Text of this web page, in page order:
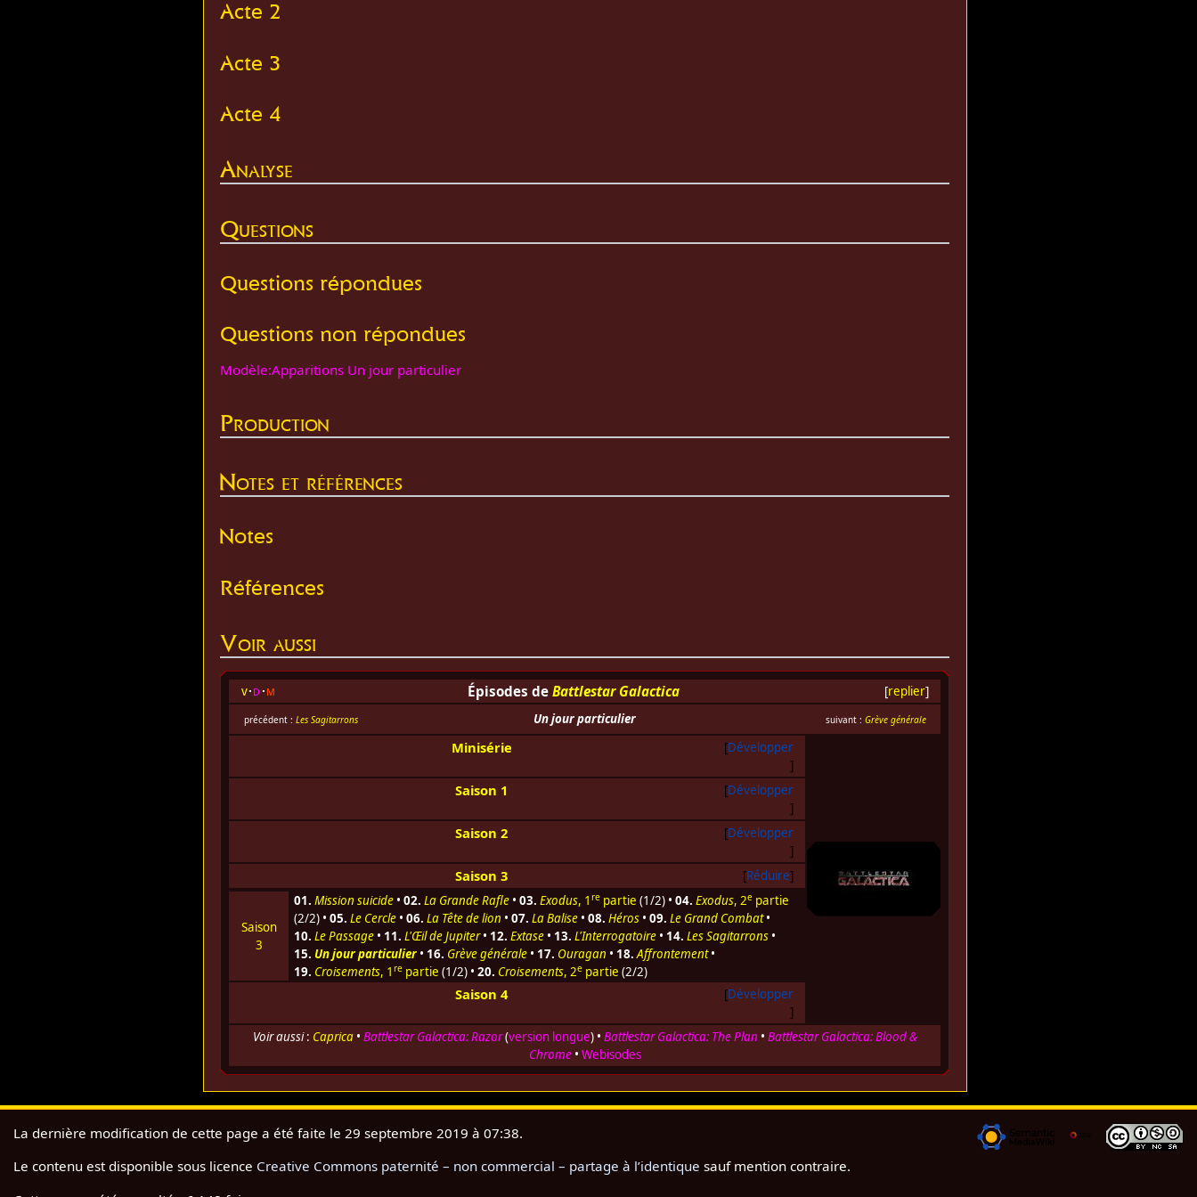
Acte 2
Acte 3
Acte 4
Analyse
Questions
Questions répondues
Questions non répondues
Modèle:Apparitions Un jour particulier
Production
Notes et références
Notes
Références
Voir aussi
[replier]
v d m Épisodes de Battlestar Galactica
précédent : Les Sagitarrons Un jour particulier suivant : Grève générale
Développer
Minisérie
Développer
Saison 1
Développer
Saison 2
Réduire
Saison 3
Saison
3
01. Mission suicide• 02. La Grande Rafle• 03. Exodus, 1 repartie (1/2) • 04. Exodus, 2epartie
(2/2) • 05. Le Cercle• 06. La Tête de lion • 07. La Balise• 08. Héros• 09. Le Grand Combat•
10. Le Passage• 11. L'Œil de Jupiter• 12. Extase• 13. L'Interrogatoire• 14. Les Sagitarrons•
15. Un jour particulier• 16. Grève générale• 17. Ouragan • 18. Affrontement•
19. Croisements, 1 repartie (1/2) • 20. Croisements, 2epartie (2/2)
Développer
Saison 4
Voir aussi: Caprica• Battlestar Galactica: Razor(version longue) • Battlestar Galactica: The Plan • Battlestar Galactica: Blood &
Chrome• Webisodes
La dernière modification de cette page a été faite le 29 septembre 2019 à 07:38.
Le contenu est disponible sous licence Creative Commons paternité – non commercial – partage à l’identique sauf mention contraire.